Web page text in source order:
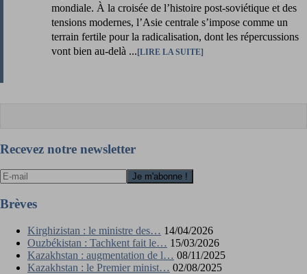
mondiale. À la croisée de l’histoire post-soviétique et des
tensions modernes, l’Asie centrale s’impose comme un
terrain fertile pour la radicalisation, dont les répercussions
vont bien au-delà ... LIRE LA SUITE
Recevez notre newsletter
Brèves
Kirghizistan : le ministre des… 14/04/2026
Ouzbékistan : Tachkent fait le… 15/03/2026
Kazakhstan : augmentation de l… 08/11/2025
Kazakhstan : le Premier minist… 02/08/2025